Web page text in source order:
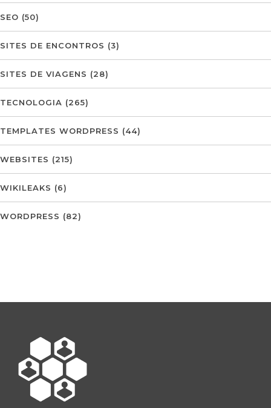
SEO (50)
SITES DE ENCONTROS (3)
SITES DE VIAGENS (28)
TECNOLOGIA (265)
TEMPLATES WORDPRESS (44)
WEBSITES (215)
WIKILEAKS (6)
WORDPRESS (82)